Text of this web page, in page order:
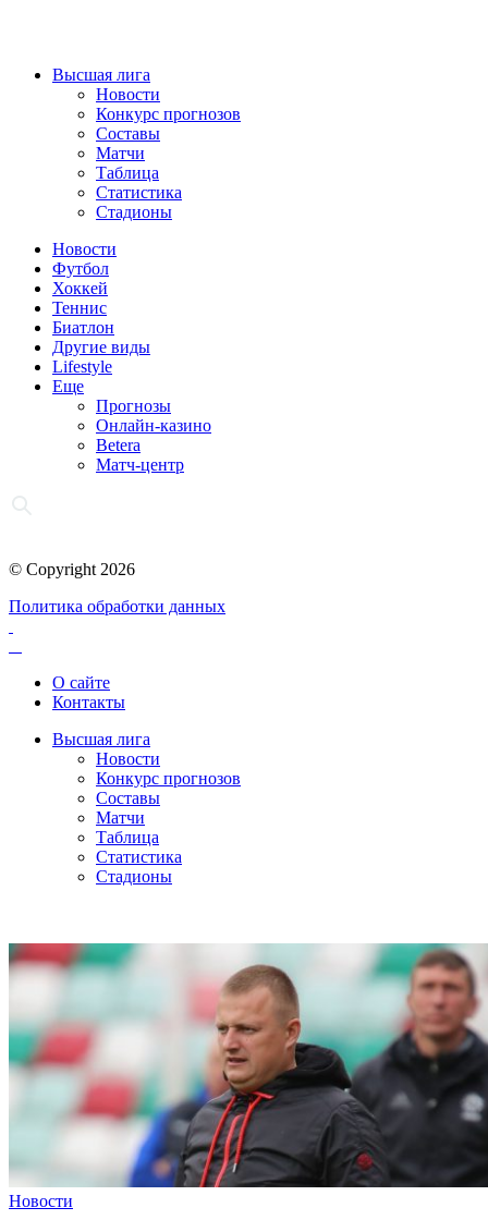
Высшая лига
Новости
Конкурс прогнозов
Составы
Матчи
Таблица
Статистика
Стадионы
Новости
Футбол
Хоккей
Теннис
Биатлон
Другие виды
Lifestyle
Еще
Прогнозы
Онлайн-казино
Betera
Матч-центр
© Copyright 2026
Политика обработки данных
О сайте
Контакты
Высшая лига
Новости
Конкурс прогнозов
Составы
Матчи
Таблица
Статистика
Стадионы
Новости